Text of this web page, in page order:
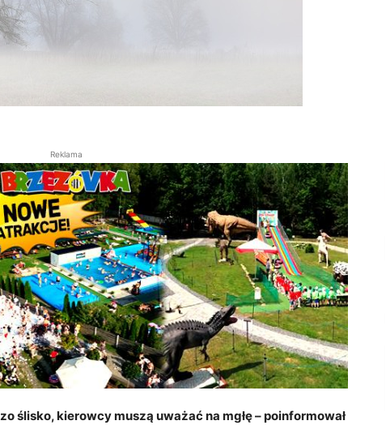
Reklama
ślisko, kierowcy muszą uważać na mgłę – poinformował